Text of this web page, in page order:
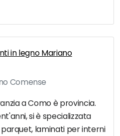
in legno Mariano
Comense
a Como è provincia.
si è specializzata
laminati per interni